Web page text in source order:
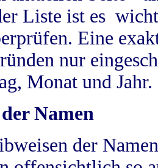
Liste ist es
Eine
nur
Monat und Jahr.
Namen
der